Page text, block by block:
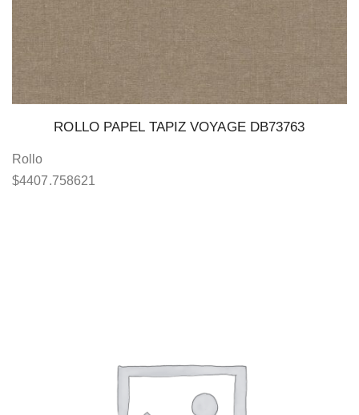
ROLLO PAPEL TAPIZ VOYAGE DB73763
Rollo
$4407.758621